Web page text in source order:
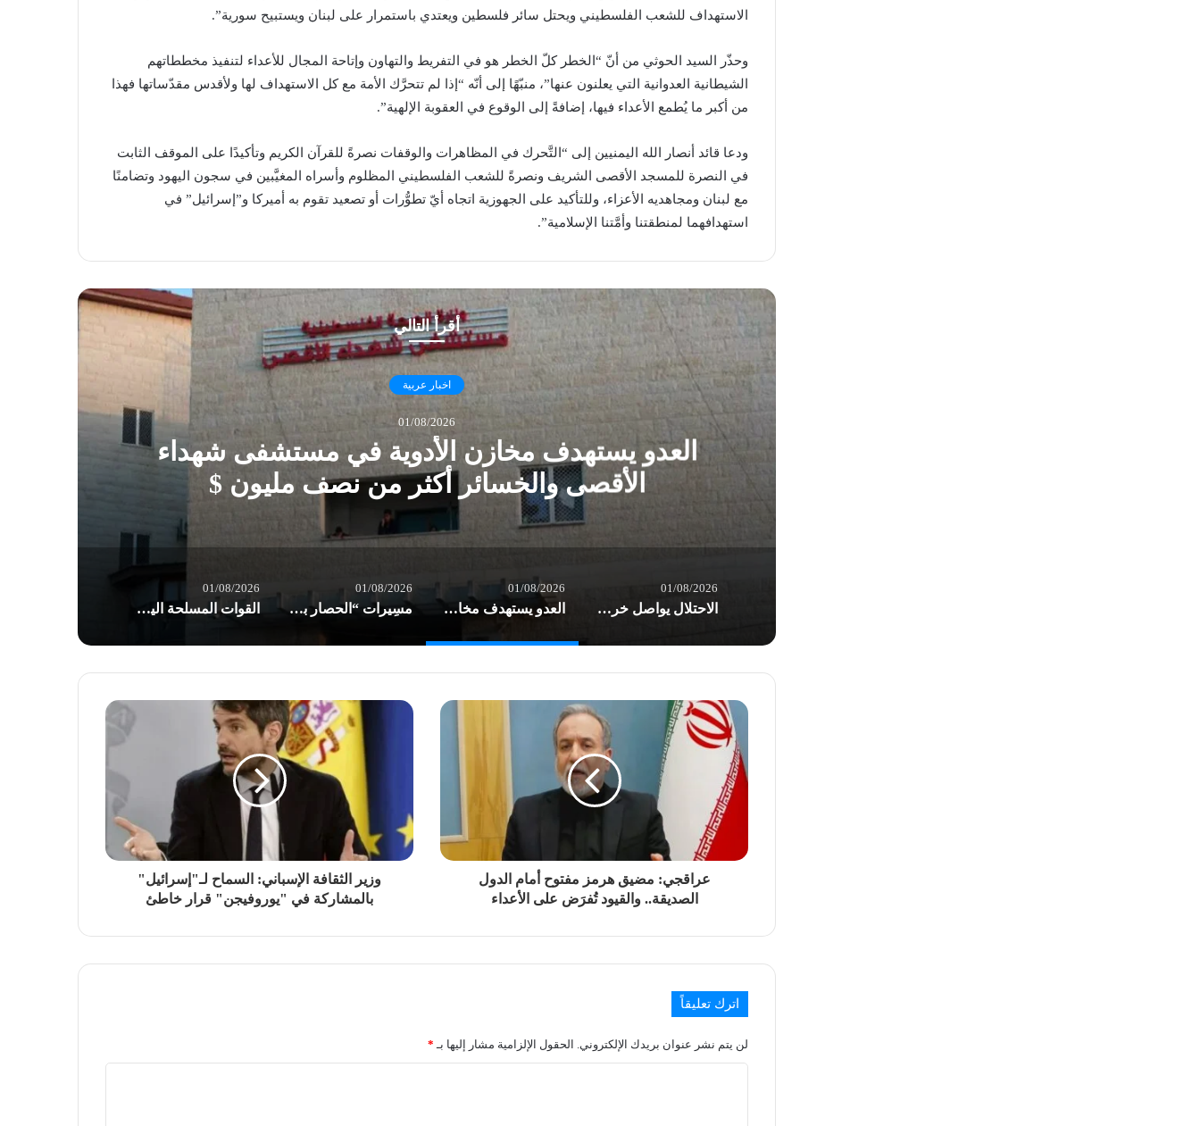
الاستهداف للشعب الفلسطيني ويحتل سائر فلسطين ويعتدي باستمرار على لبنان ويستبيح سورية”.
وحذّر السيد الحوثي من أنّ “الخطر كلّ الخطر هو في التفريط والتهاون وإتاحة المجال للأعداء لتنفيذ مخططاتهم
الشيطانية العدوانية التي يعلنون عنها”، منبّهًا إلى أنّه “إذا لم تتحرَّك الأمة مع كل الاستهداف لها ولأقدس مقدّساتها فهذا
من أكبر ما يُطمع الأعداء فيها، إضافةً إلى الوقوع في العقوبة الإلهية”.
ودعا قائد أنصار الله اليمنيين إلى “التَّحرك في المظاهرات والوقفات نصرةً للقرآن الكريم وتأكيدًا على الموقف الثابت
في النصرة للمسجد الأقصى الشريف ونصرةً للشعب الفلسطيني المظلوم وأسراه المغيَّبين في سجون اليهود وتضامنًا
مع لبنان ومجاهديه الأعزاء، وللتأكيد على الجهوزية اتجاه أيّ تطوُّرات أو تصعيد تقوم به أميركا و”إسرائيل” في
استهدافهما لمنطقتنا وأمَّتنا الإسلامية”.
أقرأ التالي
اخبار عربية
01/08/2026
العدو يستهدف مخازن الأدوية في مستشفى شهداء
الأقصى والخسائر أكثر من نصف مليون $
01/08/2026
الاحتلال يواصل خرق الهدنة في غزة.. شهداء وعشرات الإصابات بغارات العدو
01/08/2026
العدو يستهدف مخازن الأدوية في مستشفى شهداء الأقصى والخسائر أكثر من نصف مليون $
01/08/2026
مسِيرات “الحصار بالحصار والتصعيد بالتصعيد” في صنعاء: مستعدون لأثمان المعركة
01/08/2026
القوات المسلحة اليمنية: إجبار 8 سفن نفطية للعدو السعودي على تغيير مسارها
عراقجي: مضيق هرمز مفتوح أمام الدول
الصديقة.. والقيود تُفرَض على الأعداء
وزير الثقافة الإسباني: السماح لـ"إسرائيل"
بالمشاركة في "يوروفيجن" قرار خاطئ
اترك تعليقاً
لن يتم نشر عنوان بريدك الإلكتروني. الحقول الإلزامية مشار إليها بـ *